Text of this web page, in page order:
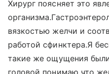
Хирург поясняет это
вязкостью желчи и
работой сфинктера.Я
такие же ощущения
головой понимаю что